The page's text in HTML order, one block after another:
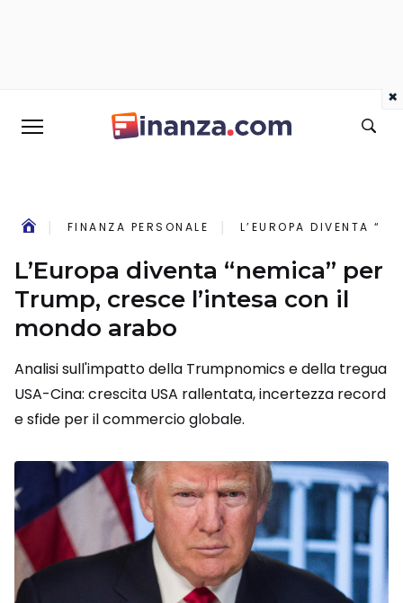
FINANZA PERSONALE L’EUROPA DIVENTA
L’Europa diventa “nemica” per
Trump, cresce l’intesa con il
mondo arabo
Analisi sull'impatto della Trumpnomics e della tregua
USA-Cina: crescita USA rallentata, incertezza record
e sfide per il commercio globale.
×